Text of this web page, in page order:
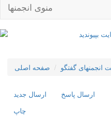
منوی انجمنها
صفحه اصلی انجمنهای گفتگو
ارسال جديد
ارسال پاسخ
چاپ